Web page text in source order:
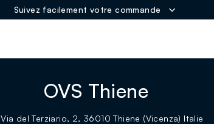
Suivez facilement votre commande
OVS Thiene
Via del Terziario, 2, 36010 Thiene (Vicenza) Italie